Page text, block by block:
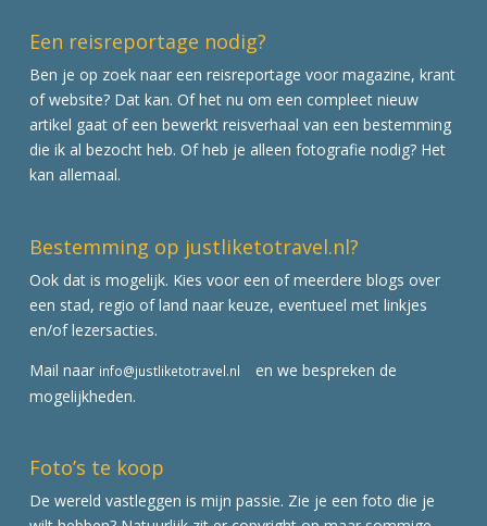
Een reisreportage nodig?
Ben je op zoek naar een reisreportage voor magazine, krant
of website? Dat kan. Of het nu om een compleet nieuw
artikel gaat of een bewerkt reisverhaal van een bestemming
die ik al bezocht heb. Of heb je alleen fotografie nodig? Het
kan allemaal.
Bestemming op justliketotravel.nl?
Ook dat is mogelijk. Kies voor een of meerdere blogs over
een stad, regio of land naar keuze, eventueel met linkjes
en/of lezersacties.
Mail naar info@justliketotravel.nl
en we bespreken de
mogelijkheden.
Foto’s te koop
De wereld vastleggen is mijn passie. Zie je een foto die je